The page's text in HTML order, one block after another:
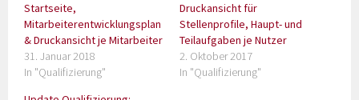
Startseite,
Mitarbeiterentwicklungsplan
& Druckansicht je Mitarbeiter
31. Januar 2018
In "Qualifizierung"
Druckansicht für
Stellenprofile, Haupt- und
Teilaufgaben je Nutzer
2. Oktober 2017
In "Qualifizierung"